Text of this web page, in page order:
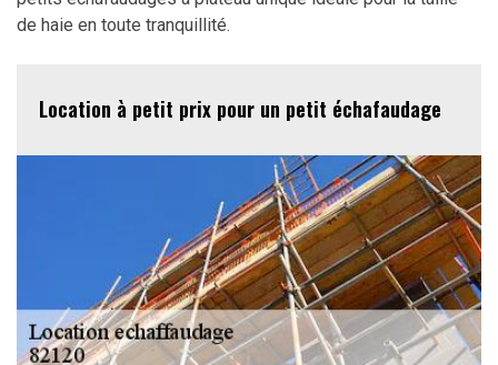
de haie en toute tranquillité.
Location à petit prix pour un petit échafaudage